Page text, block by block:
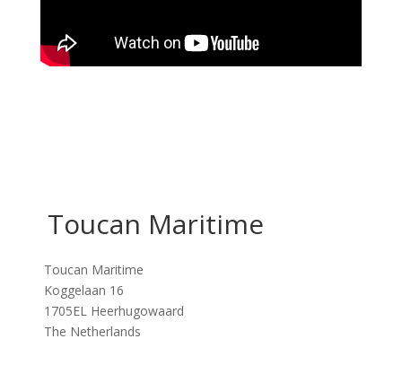
Toucan Maritime
Toucan Maritime
Koggelaan 16
1705EL Heerhugowaard
The Netherlands